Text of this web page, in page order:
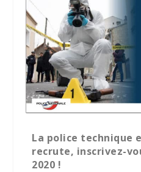
La police technique
recrute, inscrivez-
2020 !